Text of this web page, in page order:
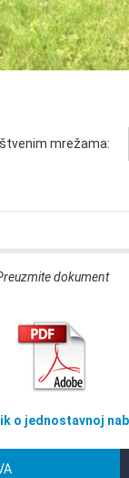
mrežama:
dokument
o jednostavnoj